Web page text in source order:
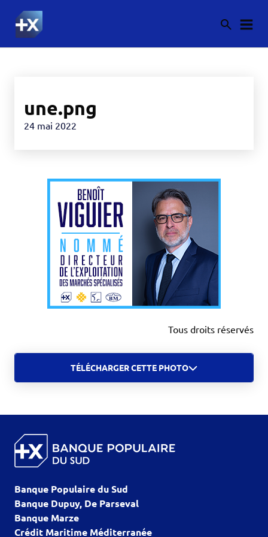
une.png
24 mai 2022
Tous droits réservés
TÉLÉCHARGER CETTE PHOTO
Banque Populaire du Sud
Banque Dupuy, De Parseval
Banque Marze
Crédit Maritime Méditerranée